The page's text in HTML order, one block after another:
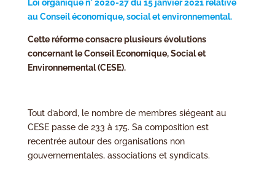
Loi organique n° 2020-27 du 15 janvier 2021 relative
au Conseil économique, social et environnemental.
Cette réforme consacre plusieurs évolutions
concernant le Conseil Economique, Social et
Environnemental (CESE).
Tout d’abord, le nombre de membres siégeant au
CESE passe de 233 à 175. Sa composition est
recentrée autour des organisations non
gouvernementales, associations et syndicats.